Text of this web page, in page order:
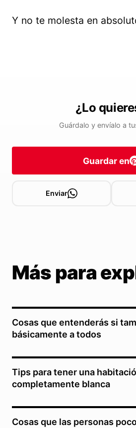
Y no te molesta en
¿Lo
Guárdalo y envíalo a
Guardar en
Enviar
Más para
Cosas que entenderás si
básicamente a todos
Tips para tener una
completamente blanca
Cosas que las personas